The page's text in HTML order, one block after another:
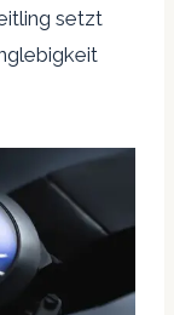
setzt